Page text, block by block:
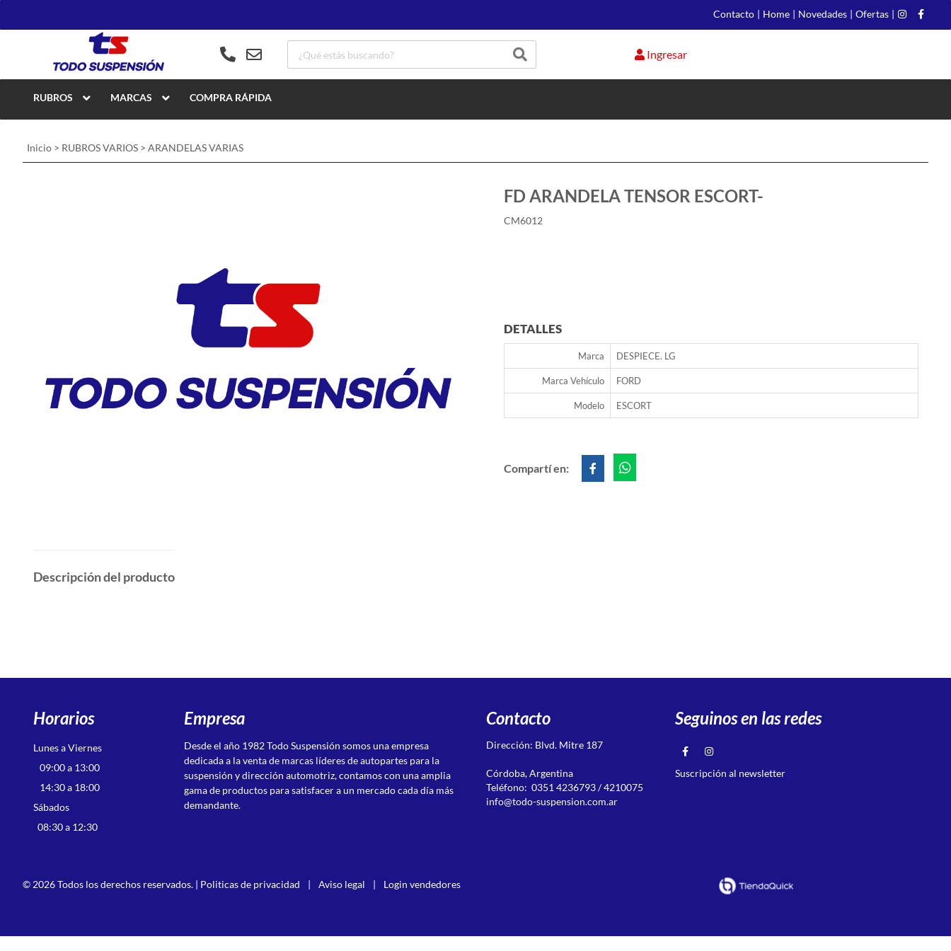
Contacto | Home | Novedades | Ofertas |
Ingresar
RUBROS MARCAS COMPRA RÁPIDA
Inicio > RUBROS VARIOS > ARANDELAS VARIAS
FD ARANDELA TENSOR ESCORT-
CM6012
DETALLES
Marca DESPIECE. LG
Marca Vehículo FORD
Modelo ESCORT
Compartí en:
Descripción del producto
Horarios
Lunes a Viernes
09:00 a 13:00
14:30 a 18:00
Sábados
08:30 a 12:30
Empresa
Desde el año 1982 Todo Suspensión somos una empresa
dedicada a la venta de marcas líderes de autopartes para la
suspensión y dirección automotriz, contamos con una amplia
gama de productos para satisfacer a un mercado cada día más
demandante.
Contacto
Dirección: Blvd. Mitre 187
Córdoba, Argentina
Teléfono: 0351 4236793 / 4210075
info@todo-suspension.com.ar
Seguinos en las redes
Suscripción al newsletter
© 2026 Todos los derechos reservados. | Politicas de privacidad | Aviso legal | Login vendedores